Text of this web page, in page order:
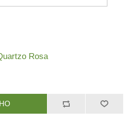
Rosa